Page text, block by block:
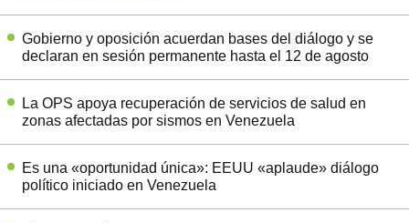
Gobierno y oposición acuerdan bases del diálogo y se
declaran en sesión permanente hasta el 12 de agosto
La OPS apoya recuperación de servicios de salud en
zonas afectadas por sismos en Venezuela
Es una «oportunidad única»: EEUU «aplaude» diálogo
político iniciado en Venezuela